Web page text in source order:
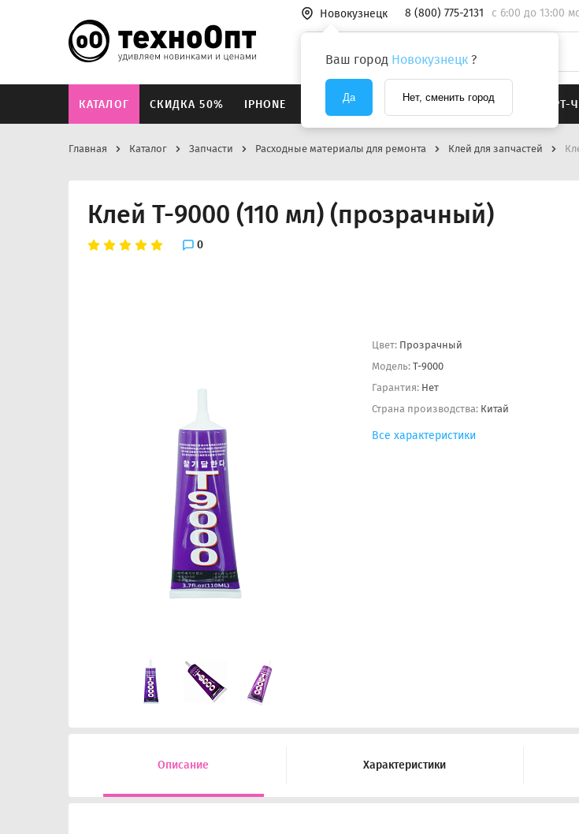
Новокузнецк
Ваш город Новокузнецк ?
Да Нет, сменить город
8 (800) 775-2131 c 6:00 до 13:00
КАТАЛОГ СКИДКА 50% IPHONE XIAOMI SAMSUNG НАУШНИКИ СМАРТ-
Главная Каталог Запчасти Расходные материалы для ремонта Клей для запчастей
Клей T-9000 (110 мл) (прозрачный)
0
Цвет: Прозрачный
Модель: T-9000
Гарантия: Нет
Страна производства: Китай
Все характеристики
Описание Характеристики